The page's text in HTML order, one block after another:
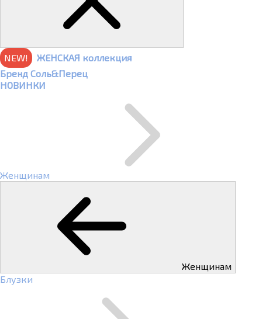
NEW!
ЖЕНСКАЯ коллекция
Бренд Соль&Перец
НОВИНКИ
Женщинам
Женщинам
Блузки